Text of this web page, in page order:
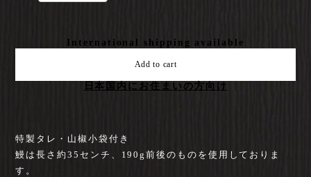
International shipping available
Add to cart
日本国内にお住まいの方向け
特製タレ・山椒小袋付き
鰻は長さ約35センチ、190g前後のものを使用しておりま
す。